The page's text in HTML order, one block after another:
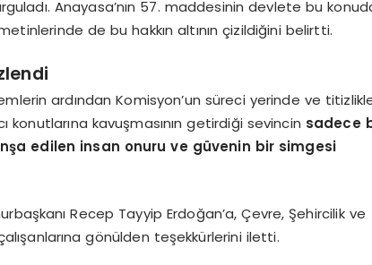
Anayasa’nın 57. maddesinin devlete bu
de bu hakkın altının çizildiğini belirtti.
ardından Komisyon’un süreci yerinde ve
kavuşmasının getirdiği sevincin sadece
edilen insan onuru ve güvenin bir simgesi
Recep Tayyip Erdoğan’a, Çevre, Şehircilik ve
gönülden teşekkürlerini iletti.